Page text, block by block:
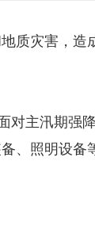
质灾害，
对主汛期强
、照明设